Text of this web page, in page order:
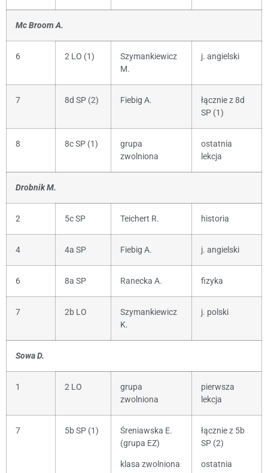
Mc Broom A.
6 2 LO (1)
Szymankiewicz
M.
j. angielski
7 8d SP (2) Fiebig A.
łącznie z 8d
SP (1)
8 8c SP (1)
grupa
zwolniona
ostatnia
lekcja
Drobnik M.
2 5c SP Teichert R. historia
4 4a SP Fiebig A. j. angielski
6 8a SP Ranecka A. fizyka
7 2b LO
Szymankiewicz
K.
j. polski
Sowa D.
1 2 LO
grupa
zwolniona
pierwsza
lekcja
7 5b SP (1)
Śreniawska E.
(grupa EZ)
klasa zwolniona
łącznie z 5b
SP (2)
ostatnia